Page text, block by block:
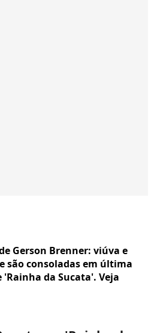
Gerson Brenner: viúva e
são consoladas em última
da Sucata'. Veja